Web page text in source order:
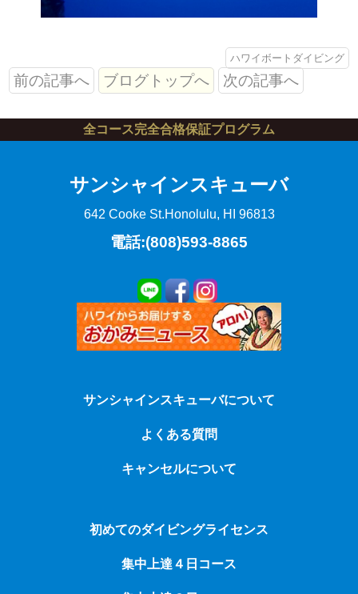
ハワイボートダイビング
前の記事へ ブログトップへ 次の記事へ
全コース完全合格保証プログラム
サンシャインスキューバ
642 Cooke St.Honolulu, HI 96813
電話:(808)593-8865
サンシャインスキューバについて
よくある質問
キャンセルについて
初めてのダイビングライセンス
集中上達４日コース